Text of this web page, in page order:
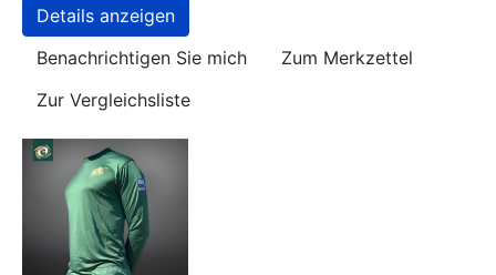
Details anzeigen
Benachrichtigen Sie mich
Zum Merkzettel
Zur Vergleichsliste